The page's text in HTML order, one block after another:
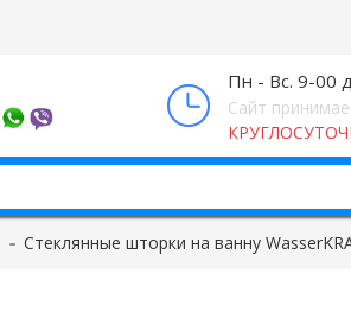
Пн - Вс. 9-00
Сайт
Стеклянные шторки на ванну